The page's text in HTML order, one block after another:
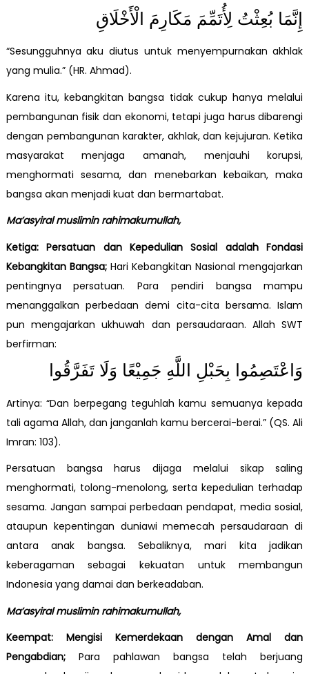
إِنَّمَا بُعِثْتُ لِأُتَمِّمَ مَكَارِمَ الْأَخْلَاقِ
“Sesungguhnya aku diutus untuk menyempurnakan akhlak
yang mulia.” (HR. Ahmad).
Karena itu, kebangkitan bangsa tidak cukup hanya melalui
pembangunan fisik dan ekonomi, tetapi juga harus dibarengi
dengan pembangunan karakter, akhlak, dan kejujuran. Ketika
masyarakat menjaga amanah, menjauhi korupsi,
menghormati sesama, dan menebarkan kebaikan, maka
bangsa akan menjadi kuat dan bermartabat.
Ma’asyiral muslimin rahimakumullah,
Ketiga: Persatuan dan Kepedulian Sosial adalah Fondasi
Kebangkitan Bangsa; Hari Kebangkitan Nasional mengajarkan
pentingnya persatuan. Para pendiri bangsa mampu
menanggalkan perbedaan demi cita-cita bersama. Islam
pun mengajarkan ukhuwah dan persaudaraan. Allah SWT
berfirman:
وَاعْتَصِمُوا بِحَبْلِ اللَّهِ جَمِيْعًا وَلَا تَفَرَّقُوا
Artinya: “Dan berpegang teguhlah kamu semuanya kepada
tali agama Allah, dan janganlah kamu bercerai-berai.” (QS. Ali
Imran: 103).
Persatuan bangsa harus dijaga melalui sikap saling
menghormati, tolong-menolong, serta kepedulian terhadap
sesama. Jangan sampai perbedaan pendapat, media sosial,
ataupun kepentingan duniawi memecah persaudaraan di
antara anak bangsa. Sebaliknya, mari kita jadikan
keberagaman sebagai kekuatan untuk membangun
Indonesia yang damai dan berkeadaban.
Ma’asyiral muslimin rahimakumullah,
Keempat: Mengisi Kemerdekaan dengan Amal dan
Pengabdian; Para pahlawan bangsa telah berjuang